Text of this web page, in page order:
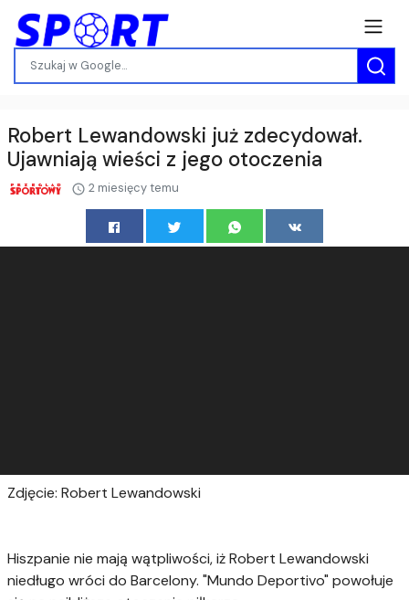
Robert Lewandowski już zdecydował.
Ujawniają wieści z jego otoczenia
2 miesięcy temu
Zdjęcie: Robert Lewandowski
Hiszpanie nie mają wątpliwości, iż Robert Lewandowski
niedługo wróci do Barcelony. "Mundo Deportivo" powołuje